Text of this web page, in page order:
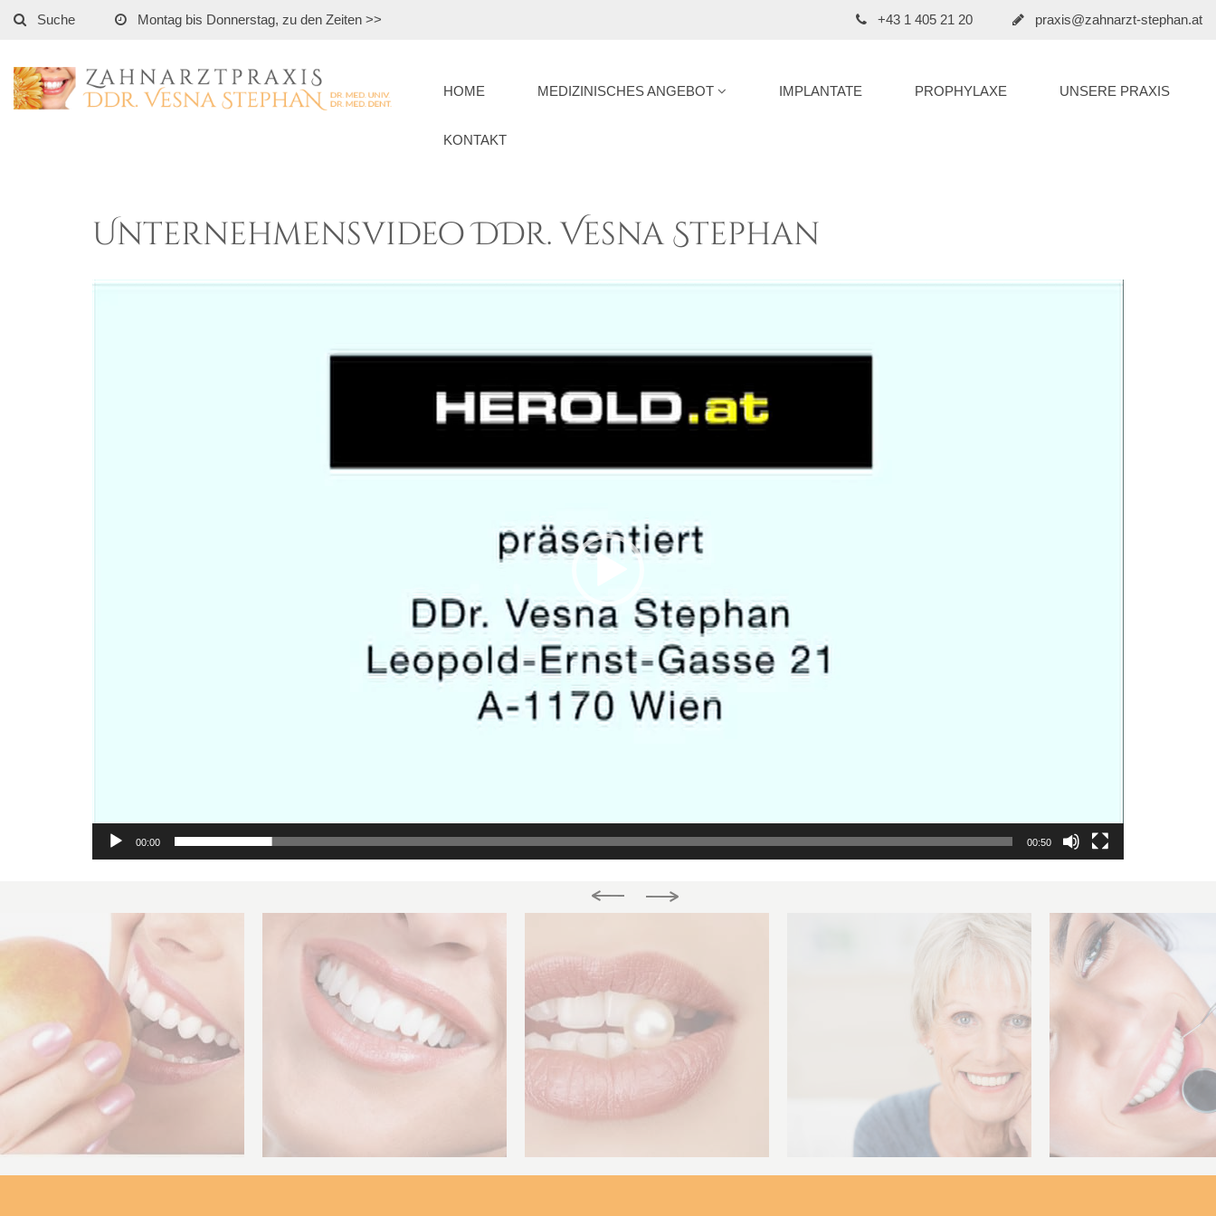
Suche Montag bis Donnerstag, zu den Zeiten >> +43 1 405 21 20 praxis@zahnarzt-stephan.at
HOME MEDIZINISCHES ANGEBOT IMPLANTATE PROPHYLAXE UNSERE PRAXIS
KONTAKT
Unternehmensvideo DDr. Vesna Stephan
Video-
00:00 00:50